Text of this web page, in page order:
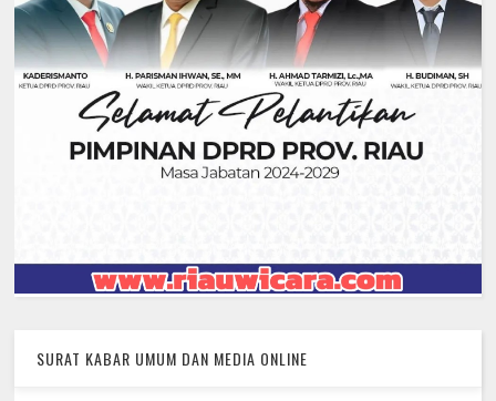
SURAT KABAR UMUM DAN MEDIA ONLINE